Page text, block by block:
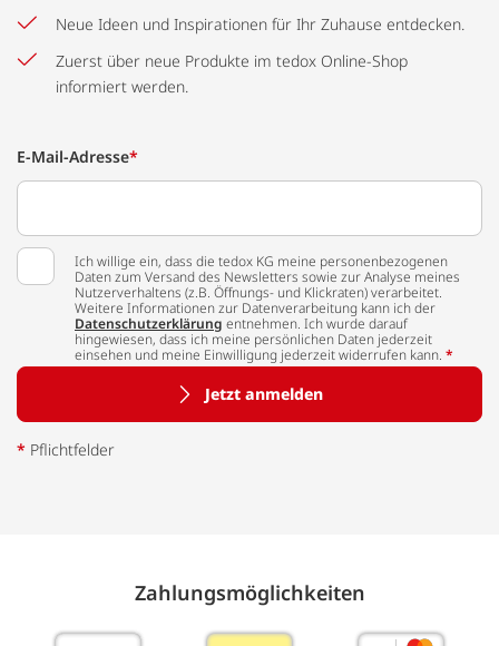
Neue Ideen und Inspirationen für Ihr Zuhause entdecken.
Zuerst über neue Produkte im tedox Online-Shop
informiert werden.
E-Mail-Adresse*
Ich willige ein, dass die tedox KG meine personenbezogenen
Daten zum Versand des Newsletters sowie zur Analyse meines
Nutzerverhaltens (z.B. Öffnungs- und Klickraten) verarbeitet.
Weitere Informationen zur Datenverarbeitung kann ich der
Datenschutzerklärung entnehmen. Ich wurde darauf
hingewiesen, dass ich meine persönlichen Daten jederzeit
einsehen und meine Einwilligung jederzeit widerrufen kann. *
Jetzt anmelden
* Pflichtfelder
Zahlungs­möglich­keiten